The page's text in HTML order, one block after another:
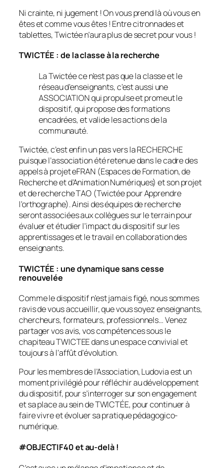
Ni crainte, ni jugement ! On vous prend là où vous en
êtes et comme vous êtes ! Entre citronnades et
tablettes, Twictée n’aura plus de secret pour vous !
TWICTÉE : de la classe à la recherche
La Twictée ce n’est pas que la classe et le
réseau d’enseignants, c’est aussi une
ASSOCIATION qui propulse et promeut le
dispositif, qui propose des formations
encadrées, et valide les actions de la
communauté.
Twictée, c’est enfin un pas vers la RECHERCHE
puisque l’association été retenue dans le cadre des
appels à projet eFRAN (Espaces de Formation, de
Recherche et d’Animation Numériques) et son projet
et de recherche TAO (Twictée pour Apprendre
l’orthographe). Ainsi des équipes de recherche
seront associées aux collègues sur le terrain pour
évaluer et étudier l’impact du dispositif sur les
apprentissages et le travail en collaboration des
enseignants.
TWICTÉE : une dynamique sans cesse
renouvelée
Comme le dispositif n’est jamais figé, nous sommes
ravis de vous accueillir, que vous soyez enseignants,
chercheurs, formateurs, professionnels… Venez
partager vos avis, vos compétences sous le
chapiteau TWICTEE dans un espace convivial et
toujours à l’affût d’évolution.
Pour les membres de l’Association, Ludovia est un
moment privilégié pour réfléchir au développement
du dispositif, pour s’interroger sur son engagement
et sa place au sein de TWICTÉE, pour continuer à
faire vivre et évoluer sa pratique pédagogico-
numérique.
#OBJECTIF40 et au-delà !